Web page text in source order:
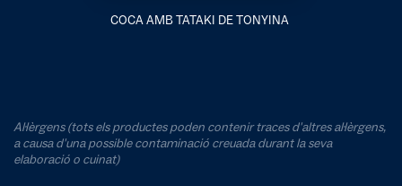
COCA AMB TATAKI DE TONYINA
Al·lèrgens (tots els productes poden contenir traces d'altres al·lèrgens,
a causa d'una possible contaminació creuada durant la seva
elaboració o cuinat)